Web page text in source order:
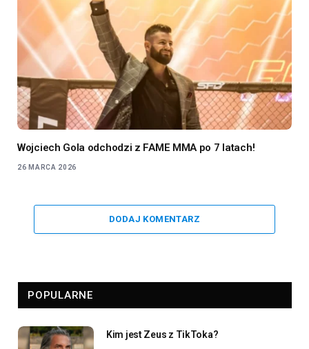
Wojciech Gola odchodzi z FAME MMA po 7 latach!
26 MARCA 2026
DODAJ KOMENTARZ
POPULARNE
Kim jest Zeus z TikToka?